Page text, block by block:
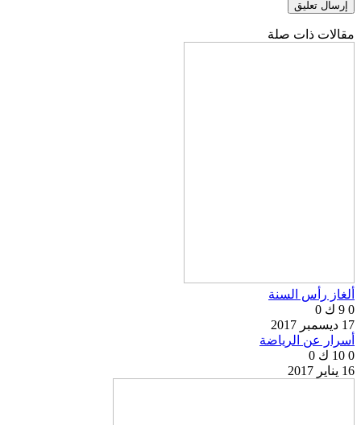
مقالات ذات صلة
ألغاز رأس السنة
0 9 ك
0
17 ديسمبر 2017
أسرار عن الرياضة
0 10 ك
0
16 يناير 2017